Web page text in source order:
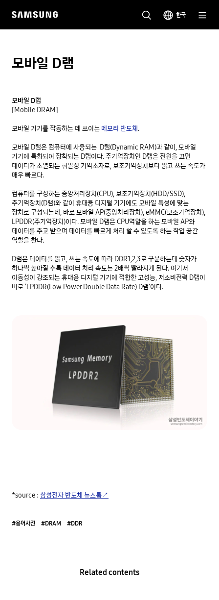
한국
모바일 D램
모바일 D램
[Mobile DRAM]
모바일 기기를 작동하는 데 쓰이는 메모리 반도체.
모바일 D램은 컴퓨터에 사용되는  D램(Dynamic RAM)과 같이, 모바일
기기에 특화되어 장착되는 D램이다. 주기억장치인 D램은 전원을 끄면
데이터가 소멸되는 휘발성 기억소자로, 보조기억장치보다 읽고 쓰는 속도가
매우 빠르다.
컴퓨터를 구성하는 중앙처리장치(CPU), 보조기억장치(HDD/SSD),
주기억장치(D램)와 같이 휴대용 디지털 기기에도 모바일 특성에 맞는
장치로 구성되는데, 바로 모바일 AP(중앙처리장치), eMMC(보조기억장치),
LPDDR(주기억장치)이다. 모바일 D램은 CPU역할을 하는 모바일 AP와
데이터를 주고 받으며 데이터를 빠르게 처리 할 수 있도록 하는 작업 공간
역할을 한다.
D램은 데이터를 읽고, 쓰는 속도에 따라 DDR1,2,3로 구분하는데 숫자가
하나씩 높아질 수록 데이터 처리 속도는 2배씩 빨라지게 된다. 여기서
이동성이 강조되는 휴대용 디지털 기기에 적합한 고성능, 저소비전력 D램이
바로 ‘LPDDR(Low Power Double Data Rate) D램’이다.
*source : 삼성전자 반도체 뉴스룸↗
#용어사전 #DRAM #DDR
Related contents